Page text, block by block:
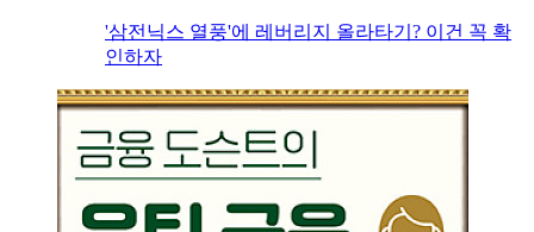
'삼전닉스 열풍'에 레버리지 올라타기? 이건 꼭 확
인하자